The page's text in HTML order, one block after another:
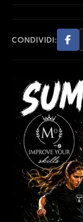
CONDIVIDI: